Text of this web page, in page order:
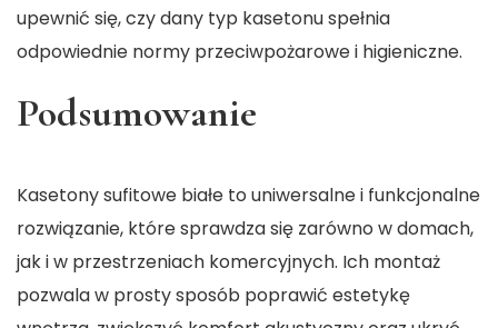
upewnić się, czy dany typ kasetonu spełnia
odpowiednie normy przeciwpożarowe i higieniczne.
Podsumowanie
Kasetony sufitowe białe to uniwersalne i funkcjonalne
rozwiązanie, które sprawdza się zarówno w domach,
jak i w przestrzeniach komercyjnych. Ich montaż
pozwala w prosty sposób poprawić estetykę